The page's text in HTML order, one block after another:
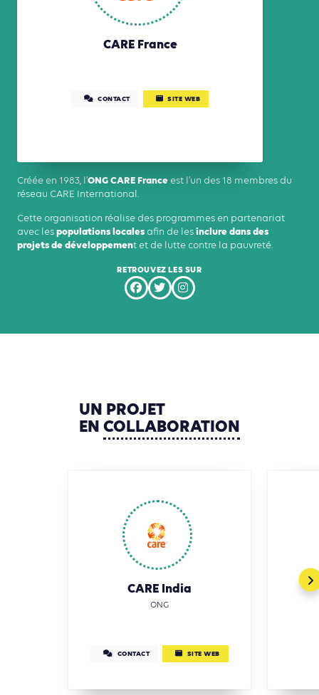
CARE France
CONTACT SITE WEB
Créée en 1983, l’ONG CARE France est l’un des 18 membres du
réseau CARE International.
Cette organisation réalise des programmes en partenariat
avec les populations locales afin de les inclure dans des
projets de développement et de lutte contre la pauvreté.
RETROUVEZ LES SUR
UN PROJET
EN COLLABORATION
CARE India
ONG
CONTACT SITE WEB